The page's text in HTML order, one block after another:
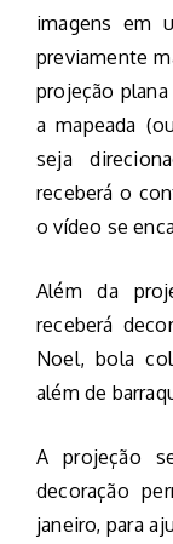
imagens em
previamente
projeção
a mapeada
seja
receberá o
o vídeo se
Além da
receberá
Noel, bola
além de
A projeção
decoração
janeiro, para